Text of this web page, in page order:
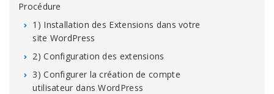
Procédure
1) Installation des Extensions dans votre
site WordPress
2) Configuration des extensions
3) Configurer la création de compte
utilisateur dans WordPress